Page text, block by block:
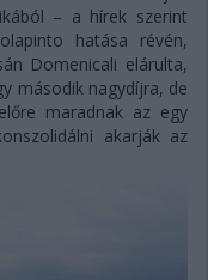
– a hírek szerint
hatása révén,
Domenicali elárulta,
második nagydíjra, de
maradnak az egy
akarják az